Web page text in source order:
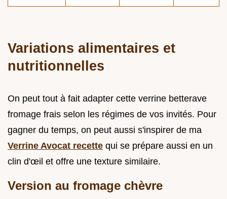
Variations alimentaires et
nutritionnelles
On peut tout à fait adapter cette verrine betterave
fromage frais selon les régimes de vos invités. Pour
gagner du temps, on peut aussi s'inspirer de ma
Verrine Avocat recette qui se prépare aussi en un
clin d'œil et offre une texture similaire.
Version au fromage chèvre